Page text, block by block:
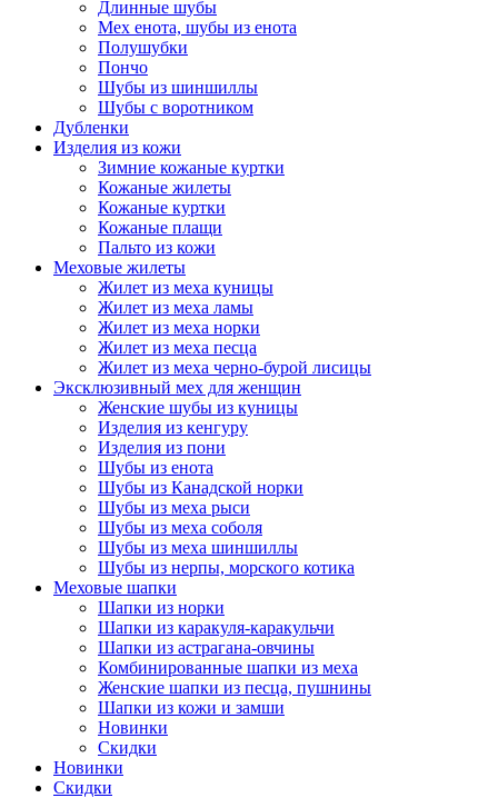
Длинные шубы
Мех енота, шубы из енота
Полушубки
Пончо
Шубы из шиншиллы
Шубы с воротником
Дубленки
Изделия из кожи
Зимние кожаные куртки
Кожаные жилеты
Кожаные куртки
Кожаные плащи
Пальто из кожи
Меховые жилеты
Жилет из меха куницы
Жилет из меха ламы
Жилет из меха норки
Жилет из меха песца
Жилет из меха черно-бурой лисицы
Эксклюзивный мех для женщин
Женские шубы из куницы
Изделия из кенгуру
Изделия из пони
Шубы из енота
Шубы из Канадской норки
Шубы из меха рыси
Шубы из меха соболя
Шубы из меха шиншиллы
Шубы из нерпы, морского котика
Меховые шапки
Шапки из норки
Шапки из каракуля-каракульчи
Шапки из астрагана-овчины
Комбинированные шапки из меха
Женские шапки из песца, пушнины
Шапки из кожи и замши
Новинки
Скидки
Новинки
Скидки